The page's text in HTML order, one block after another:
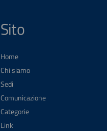
Sito
Home
Chi siamo
Sedi
Comunicazione
Categorie
Link